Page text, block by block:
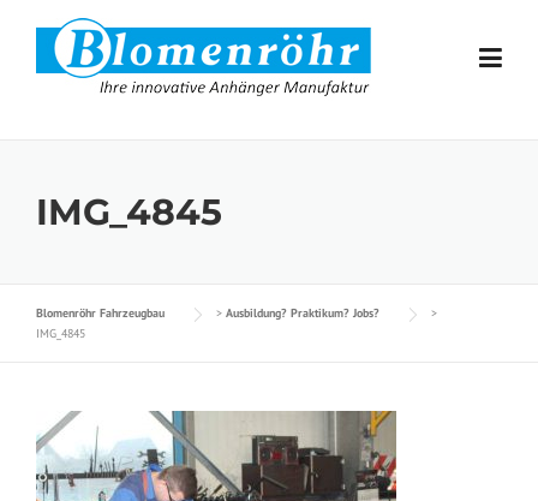
Skip to content
IMG_4845
Blomenröhr Fahrzeugbau > Ausbildung? Praktikum? Jobs?
>
IMG_4845